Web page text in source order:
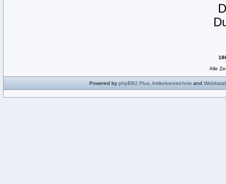
Alle
Powered by phpBB2 Plus Artikelverzeichnis and